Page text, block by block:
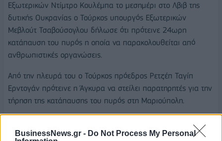
BusinessNews.gr - Do Not Process My Personal
Εξωτερικών Ντίμτρο Κουλέμπα το μεσημέρι στο Λβιβ της
δυτικής Ουκρανίας ο Τούρκος υπουργός Εξωτερικών
Μεβλούτ Τσαβούσογλου δήλωσε ότι πρότεινε 24ωρη
κατάπαυση του πυρός η οποία να παρακολουθείται από
ανθρωπιστικές οργανώσεις.
Από την πλευρά του ο Τούρκος πρόεδρος Ρετζέπ Ταγίπ
Ερντογάν πρότεινε η Άγκυρα να στείλει παρατηρητές για την
τήρηση της κατάπαυσης του πυρός στη Μαριούπολη.